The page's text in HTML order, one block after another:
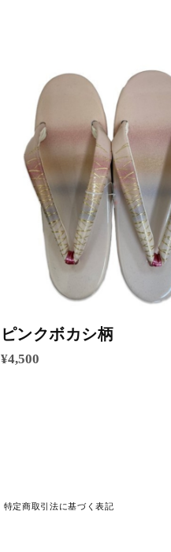
ピンクボカシ柄
¥4,500
特定商取引法に基づく表記